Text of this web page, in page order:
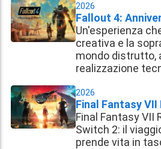
2026
Fallout 4:
Un'esperienza
creativa e la
mondo distrutto,
realizzazione
2026
Final Fantasy VII
Final Fantasy VII
Switch 2: il
prende vita in